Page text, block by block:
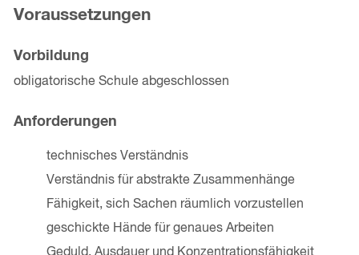
Voraussetzungen
Vorbildung
obligatorische Schule abgeschlossen
Anforderungen
technisches Verständnis
Verständnis für abstrakte Zusammenhänge
Fähigkeit, sich Sachen räumlich vorzustellen
geschickte Hände für genaues Arbeiten